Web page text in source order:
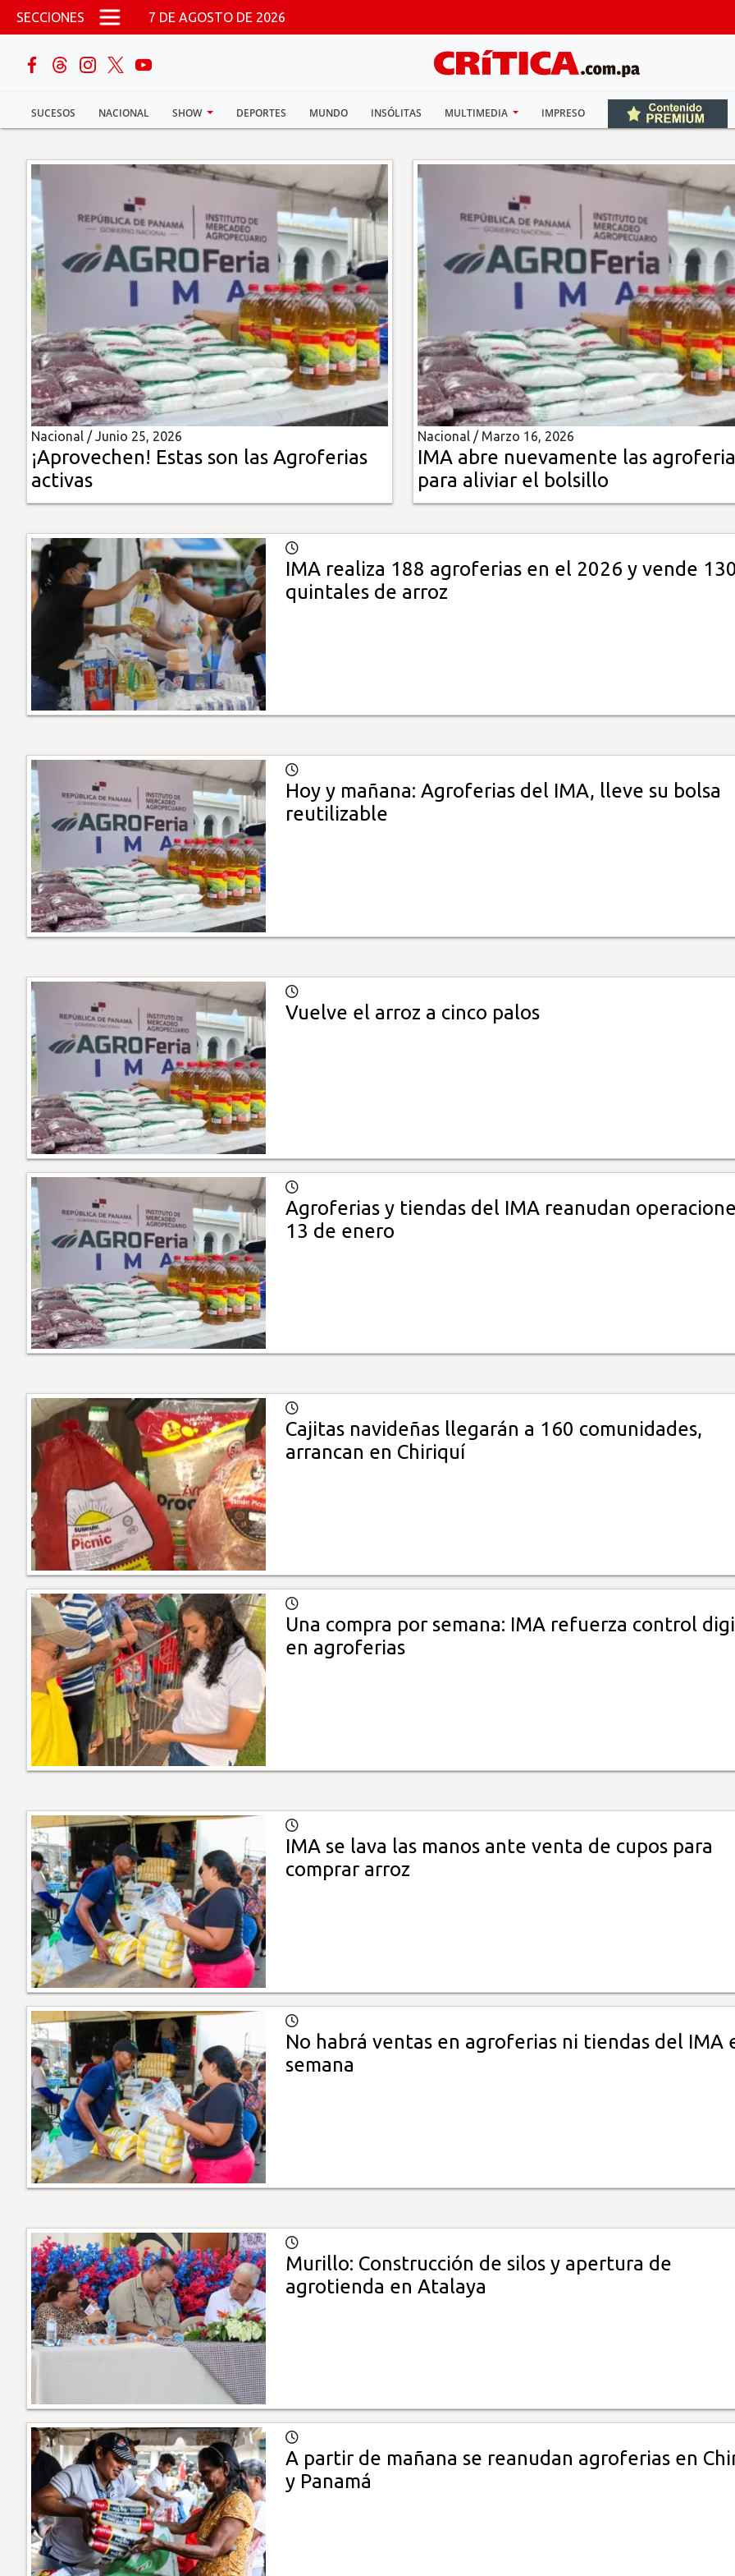
Pasar al contenido principal
SECCIONES 7 DE AGOSTO DE 2026
SUCESOS NACIONAL SHOW DEPORTES MUNDO INSÓLITAS MULTIMEDIA IMPRESO
buscar
Sucesos
Nacional
Show
Deportes
Mundo
Insólitas
Multimedia
Impreso
Nacional /Junio 25, 2026
¡Aprovechen! Estas son las Agroferias
activas
Nacional / Marzo 16, 2026
IMA abre nuevamente las
para aliviar el bolsillo
IMA realiza 188 agroferias en el 2026 y vende
quintales de arroz
Hoy y mañana: Agroferias del IMA, lleve su bolsa
reutilizable
Vuelve el arroz a cinco palos
Agroferias y tiendas del IMA reanudan
13 de enero
Cajitas navideñas llegarán a 160 comunidades,
arrancan en Chiriquí
Una compra por semana: IMA refuerza control
en agroferias
IMA se lava las manos ante venta de cupos para
comprar arroz
No habrá ventas en agroferias ni tiendas del IMA
semana
Murillo: Construcción de silos y apertura de
agrotienda en Atalaya
A partir de mañana se reanudan agroferias en
y Panamá